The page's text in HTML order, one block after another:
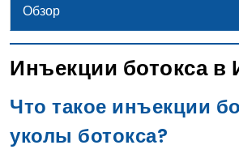
Обзор
Инъекции ботокса в
Что такое инъекции
уколы ботокса?